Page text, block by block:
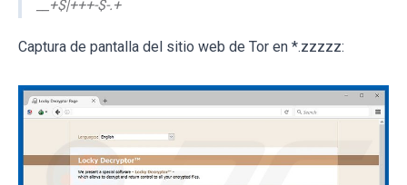
__+$|+++-$-.+
Captura de pantalla del sitio web de Tor en *.zzzzz: